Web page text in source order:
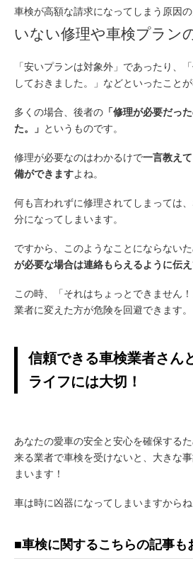
車検が高額な請求になってしまう原因の
いない修理や車検プラン
「安いプランは対象外」であったり、
しておきました。」などといったことが
多くの場合、後者の 「修理が必要だっ
た。」 というものです。
修理が必要なのはわかるけで一言教え
備ができますよね。
何も言われずに修理されてしまっては
分になってしまいます。
ですから、このようなことにならないた
が必要な場合は連絡もらえるように伝え
この時、「それはちょっとできません
業者に変えた方が危険を回避できます。
信頼できる車検業者さん
ライフには大切！
あなたの愛車の安全と安心を確保する
来る業者で車検を受けないと、大きな
まいます！
車は時に凶器になってしまいますからね
■車検に関するこちらの記事も